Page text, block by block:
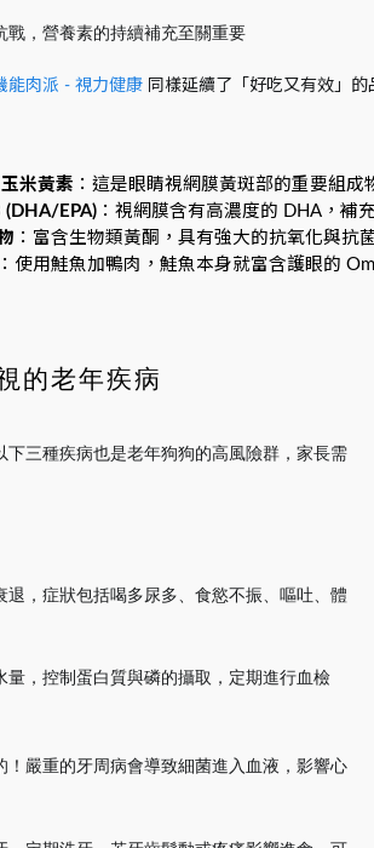
戰，營養素的持續補充至關重要
能肉派 - 視力健康 同樣延續了「好吃又有效」
米黃素 ：這是眼睛視網膜黃斑部的重要組
(DHA/EPA) ：視網膜含有高濃度的 DHA，補
：富含生物類黃酮，具有強大的抗氧化與抗
：使用鮭魚加鴨肉，鮭魚本身就富含護眼的
的老年疾病
下三種疾病也是老年狗狗的高風險群，家長需
退，症狀包括喝多尿多、食慾不振、嘔吐、體
量，控制蛋白質與磷的攝取，定期進行血檢
！嚴重的牙周病會導致細菌進入血液，影響心